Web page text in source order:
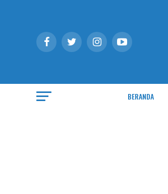
BERANDA